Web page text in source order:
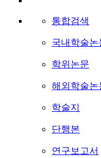
통합검색
국내학술논
학위논문
해외학술논
학술지
단행본
연구보고서